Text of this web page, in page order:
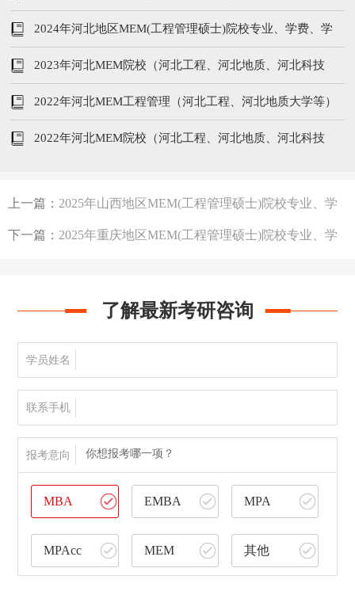
制、分数线汇总
2024年河北地区MEM(工程管理硕士)院校专业、学费、学
制信息汇总
2023年河北MEM院校（河北工程、河北地质、河北科技
等）学制、专业、学费汇总
2022年河北MEM工程管理（河北工程、河北地质大学等）
招生人数及学费汇总！
2022年河北MEM院校（河北工程、河北地质、河北科技
上一篇： 2025年山西地区MEM(工程管理硕士)院校专业、学
费学制、分数线汇总
下一篇： 2025年重庆地区MEM(工程管理硕士)院校专业、学
了解最新考研咨询
学员姓名
联系手机
报考意向 你想报考哪一项？
MBA EMBA MPA
MPAcc MEM 其他